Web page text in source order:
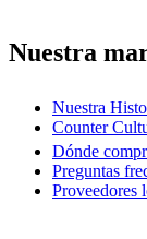
Nuestra
Nuestra
Counter
Dónde
Preguntas
Proveedores